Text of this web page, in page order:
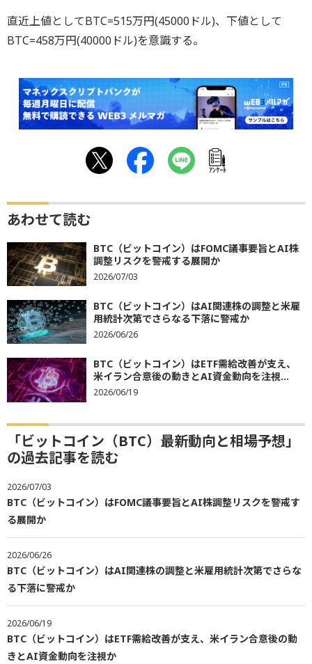
直近上値としてBTC=515万円(45000ドル)、下値として
BTC=458万円(40000ドル)を意識する。
ｱﾝｹｰﾄ
あわせて読む
BTC（ビットコイン）はFOMC議事要旨とAI株
調整リスクを警戒する展開か
2026/07/03
BTC（ビットコイン）はAI関連株の調整と米雇
用統計次第でさらなる下落に警戒か
2026/06/26
BTC（ビットコイン）はETF需給改善が支え、
米イラン合意後の動きとAI資金動向を注視...
2026/06/19
「ビットコイン（BTC）最新動向と相場予想」
の過去記事を読む
2026/07/03
BTC（ビットコイン）はFOMC議事要旨とAI株調整リスクを警戒す
る展開か
2026/06/26
BTC（ビットコイン）はAI関連株の調整と米雇用統計次第でさらな
る下落に警戒か
2026/06/19
BTC（ビットコイン）はETF需給改善が支え、米イラン合意後の動
きとAI資金動向を注視か